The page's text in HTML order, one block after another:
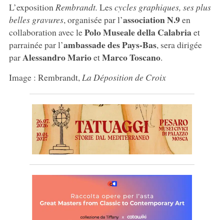
L’exposition Rembrandt. Les cycles graphiques, ses plus
belles gravures, organisée par l’association N.9en
collaboration avec lePolo Museale della Calabriaet
parrainée par l’ambassade desPays-Bas, sera dirigée
parAlessandro MarioetMarco Toscano.
Image : Rembrandt, La Déposition de Croix